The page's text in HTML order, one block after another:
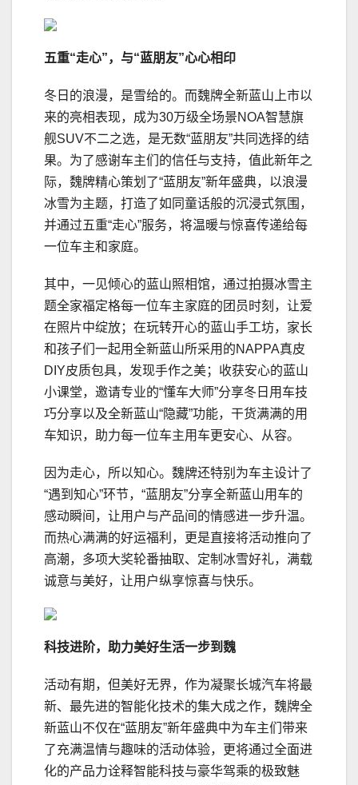
五重“走心”，与“蓝朋友”心心相印
冬日的浪漫，是雪给的。而魏牌全新蓝山上市以
来的亮相表现，成为30万级全场景NOA智慧旗
舰SUV不二之选，是无数“蓝朋友”共同选择的结
果。为了感谢车主们的信任与支持，值此新年之
际，魏牌精心策划了“蓝朋友”新年盛典，以浪漫
冰雪为主题，打造了如同童话般的沉浸式氛围，
并通过五重“走心”服务，将温暖与惊喜传递给每
一位车主和家庭。
其中，一见倾心的蓝山照相馆，通过拍摄冰雪主
题全家福定格每一位车主家庭的团员时刻，让爱
在照片中绽放；在玩转开心的蓝山手工坊，家长
和孩子们一起用全新蓝山所采用的NAPPA真皮
DIY皮质包具，发现手作之美；收获安心的蓝山
小课堂，邀请专业的“懂车大师”分享冬日用车技
巧分享以及全新蓝山“隐藏”功能，干货满满的用
车知识，助力每一位车主用车更安心、从容。
因为走心，所以知心。魏牌还特别为车主设计了
“遇到知心”环节，“蓝朋友”分享全新蓝山用车的
感动瞬间，让用户与产品间的情感进一步升温。
而热心满满的好运福利，更是直接将活动推向了
高潮，多项大奖轮番抽取、定制冰雪好礼，满载
诚意与美好，让用户纵享惊喜与快乐。
科技进阶，助力美好生活一步到魏
活动有期，但美好无界，作为凝聚长城汽车将最
新、最先进的智能化技术的集大成之作，魏牌全
新蓝山不仅在“蓝朋友”新年盛典中为车主们带来
了充满温情与趣味的活动体验，更将通过全面进
化的产品力诠释智能科技与豪华驾乘的极致魅